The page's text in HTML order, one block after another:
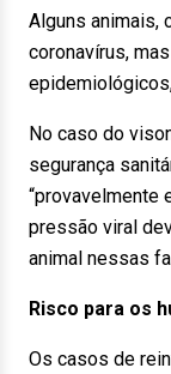
Alguns animais,
coronavírus,
No caso do
segurança
“provavelmente
pressão viral
animal nessas
Risco para os
Os casos de